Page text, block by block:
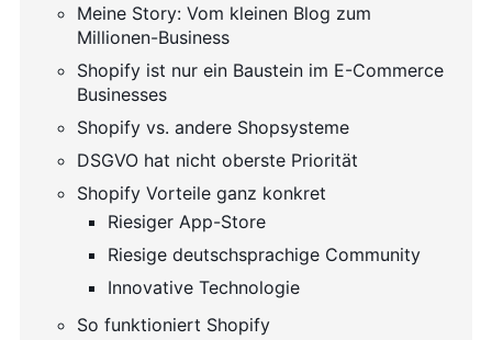
Meine Story: Vom kleinen Blog zum
Millionen-Business
Shopify ist nur ein Baustein im E-Commerce
Businesses
Shopify vs. andere Shopsysteme
DSGVO hat nicht oberste Priorität
Shopify Vorteile ganz konkret
Riesiger App-Store
Riesige deutschsprachige Community
Innovative Technologie
So funktioniert Shopify